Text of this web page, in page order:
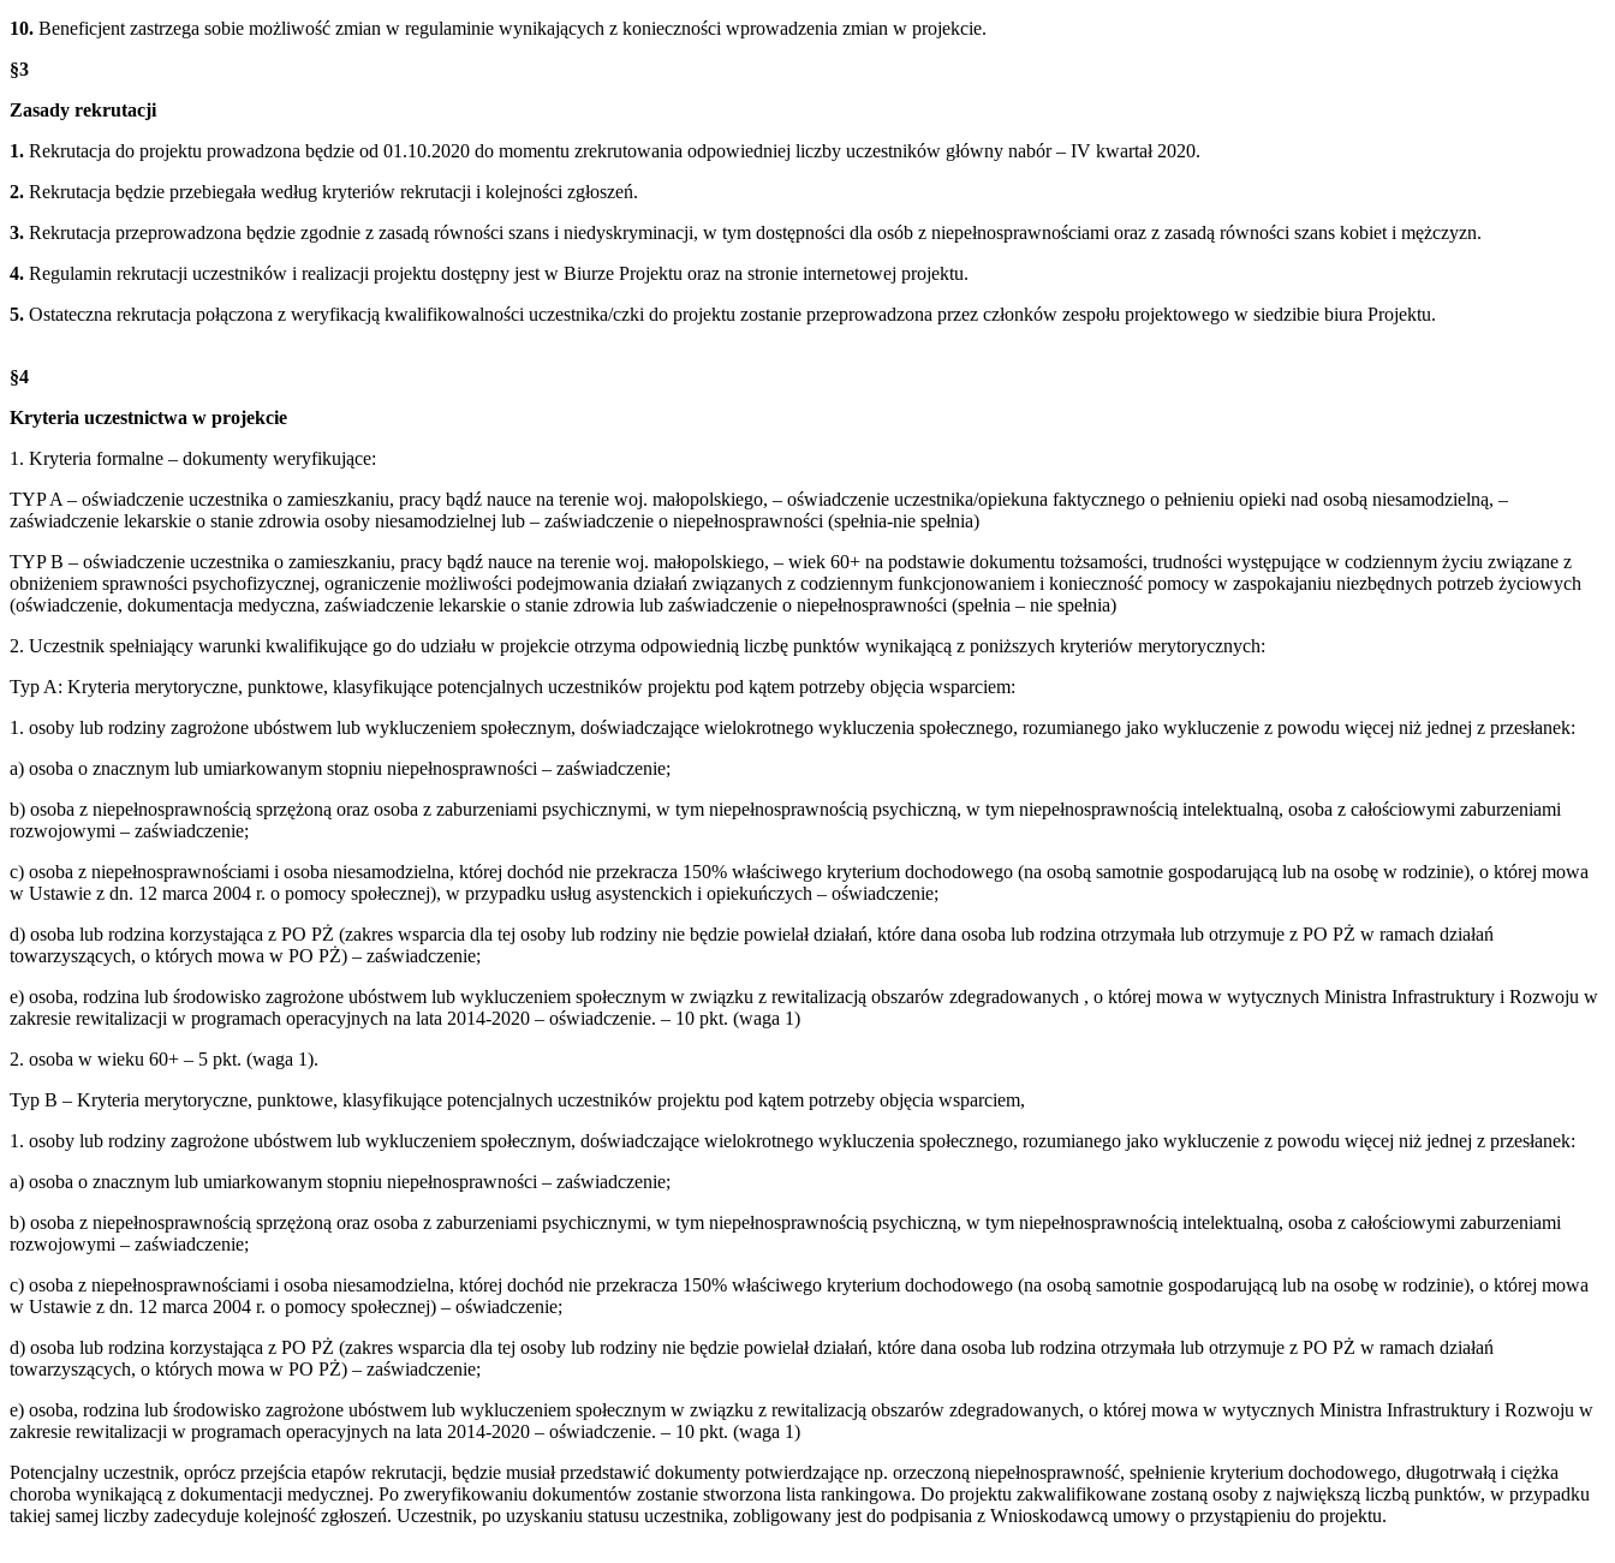
10. Beneficjent zastrzega sobie możliwość zmian w regulaminie wynikających z konieczności wprowadzenia zmian w projekcie.
§3
Zasady rekrutacji
1. Rekrutacja do projektu prowadzona będzie od 01.10.2020 do momentu zrekrutowania odpowiedniej liczby uczestników główny nabór – IV kwartał 2020.
2. Rekrutacja będzie przebiegała według kryteriów rekrutacji i kolejności zgłoszeń.
3. Rekrutacja przeprowadzona będzie zgodnie z zasadą równości szans i niedyskryminacji, w tym dostępności dla osób z niepełnosprawnościami oraz z zasadą równości szans kobiet i mężczyzn.
4. Regulamin rekrutacji uczestników i realizacji projektu dostępny jest w Biurze Projektu oraz na stronie internetowej projektu.
5. Ostateczna rekrutacja połączona z weryfikacją kwalifikowalności uczestnika/czki do projektu zostanie przeprowadzona przez członków zespołu projektowego w siedzibie biura Projektu.
§4
Kryteria uczestnictwa w projekcie
1. Kryteria formalne – dokumenty weryfikujące:
TYP A – oświadczenie uczestnika o zamieszkaniu, pracy bądź nauce na terenie woj. małopolskiego, – oświadczenie uczestnika/opiekuna faktycznego o pełnieniu opieki nad osobą niesamodzielną, –
zaświadczenie lekarskie o stanie zdrowia osoby niesamodzielnej lub – zaświadczenie o niepełnosprawności (spełnia-nie spełnia)
TYP B – oświadczenie uczestnika o zamieszkaniu, pracy bądź nauce na terenie woj. małopolskiego, – wiek 60+ na podstawie dokumentu tożsamości, trudności występujące w codziennym życiu związane z
obniżeniem sprawności psychofizycznej, ograniczenie możliwości podejmowania działań związanych z codziennym funkcjonowaniem i konieczność pomocy w zaspokajaniu niezbędnych potrzeb życiowych
(oświadczenie, dokumentacja medyczna, zaświadczenie lekarskie o stanie zdrowia lub zaświadczenie o niepełnosprawności (spełnia – nie spełnia)
2. Uczestnik spełniający warunki kwalifikujące go do udziału w projekcie otrzyma odpowiednią liczbę punktów wynikającą z poniższych kryteriów merytorycznych:
Typ A: Kryteria merytoryczne, punktowe, klasyfikujące potencjalnych uczestników projektu pod kątem potrzeby objęcia wsparciem:
1. osoby lub rodziny zagrożone ubóstwem lub wykluczeniem społecznym, doświadczające wielokrotnego wykluczenia społecznego, rozumianego jako wykluczenie z powodu więcej niż jednej z przesłanek:
a) osoba o znacznym lub umiarkowanym stopniu niepełnosprawności – zaświadczenie;
b) osoba z niepełnosprawnością sprzężoną oraz osoba z zaburzeniami psychicznymi, w tym niepełnosprawnością psychiczną, w tym niepełnosprawnością intelektualną, osoba z całościowymi zaburzeniami
rozwojowymi – zaświadczenie;
c) osoba z niepełnosprawnościami i osoba niesamodzielna, której dochód nie przekracza 150% właściwego kryterium dochodowego (na osobą samotnie gospodarującą lub na osobę w rodzinie), o której mowa
w Ustawie z dn. 12 marca 2004 r. o pomocy społecznej), w przypadku usług asystenckich i opiekuńczych – oświadczenie;
d) osoba lub rodzina korzystająca z PO PŻ (zakres wsparcia dla tej osoby lub rodziny nie będzie powielał działań, które dana osoba lub rodzina otrzymała lub otrzymuje z PO PŻ w ramach działań
towarzyszących, o których mowa w PO PŻ) – zaświadczenie;
e) osoba, rodzina lub środowisko zagrożone ubóstwem lub wykluczeniem społecznym w związku z rewitalizacją obszarów zdegradowanych , o której mowa w wytycznych Ministra Infrastruktury i Rozwoju w
zakresie rewitalizacji w programach operacyjnych na lata 2014-2020 – oświadczenie. – 10 pkt. (waga 1)
2. osoba w wieku 60+ – 5 pkt. (waga 1).
Typ B – Kryteria merytoryczne, punktowe, klasyfikujące potencjalnych uczestników projektu pod kątem potrzeby objęcia wsparciem,
1. osoby lub rodziny zagrożone ubóstwem lub wykluczeniem społecznym, doświadczające wielokrotnego wykluczenia społecznego, rozumianego jako wykluczenie z powodu więcej niż jednej z przesłanek:
a) osoba o znacznym lub umiarkowanym stopniu niepełnosprawności – zaświadczenie;
b) osoba z niepełnosprawnością sprzężoną oraz osoba z zaburzeniami psychicznymi, w tym niepełnosprawnością psychiczną, w tym niepełnosprawnością intelektualną, osoba z całościowymi zaburzeniami
rozwojowymi – zaświadczenie;
c) osoba z niepełnosprawnościami i osoba niesamodzielna, której dochód nie przekracza 150% właściwego kryterium dochodowego (na osobą samotnie gospodarującą lub na osobę w rodzinie), o której mowa
w Ustawie z dn. 12 marca 2004 r. o pomocy społecznej) – oświadczenie;
d) osoba lub rodzina korzystająca z PO PŻ (zakres wsparcia dla tej osoby lub rodziny nie będzie powielał działań, które dana osoba lub rodzina otrzymała lub otrzymuje z PO PŻ w ramach działań
towarzyszących, o których mowa w PO PŻ) – zaświadczenie;
e) osoba, rodzina lub środowisko zagrożone ubóstwem lub wykluczeniem społecznym w związku z rewitalizacją obszarów zdegradowanych, o której mowa w wytycznych Ministra Infrastruktury i Rozwoju w
zakresie rewitalizacji w programach operacyjnych na lata 2014-2020 – oświadczenie. – 10 pkt. (waga 1)
Potencjalny uczestnik, oprócz przejścia etapów rekrutacji, będzie musiał przedstawić dokumenty potwierdzające np. orzeczoną niepełnosprawność, spełnienie kryterium dochodowego, długotrwałą i ciężka
choroba wynikającą z dokumentacji medycznej. Po zweryfikowaniu dokumentów zostanie stworzona lista rankingowa. Do projektu zakwalifikowane zostaną osoby z największą liczbą punktów, w przypadku
takiej samej liczby zadecyduje kolejność zgłoszeń. Uczestnik, po uzyskaniu statusu uczestnika, zobligowany jest do podpisania z Wnioskodawcą umowy o przystąpieniu do projektu.